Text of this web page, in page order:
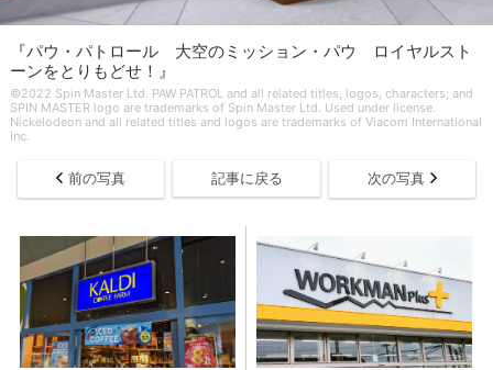
『パウ・パトロール 大空のミッション・パウ ロイヤルスト
ーンをとりもどせ！』
©2022 Spin Master Ltd. PAW PATROL and all related titles, logos, characters; and
SPIN MASTER logo are trademarks of Spin Master Ltd. Used under license.
Nickelodeon and all related titles and logos are trademarks of Viacom International
Inc.
前の写真 記事に戻る 次の写真